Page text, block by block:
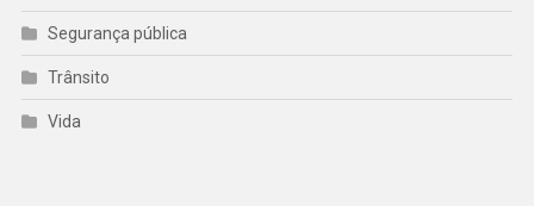
Segurança pública
Trânsito
Vida